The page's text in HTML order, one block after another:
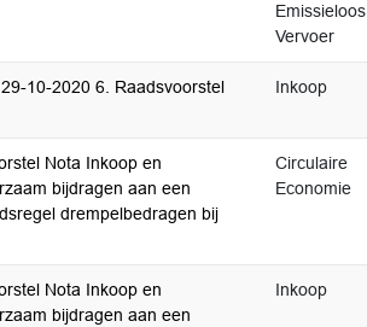
Emissieloos
Vervoer
10-2020 6. Raadsvoorstel
Inkoop
Nota Inkoop en
bijdragen aan een
drempelbedragen bij
Circulaire
Economie
Nota Inkoop en
bijdragen aan een
Inkoop